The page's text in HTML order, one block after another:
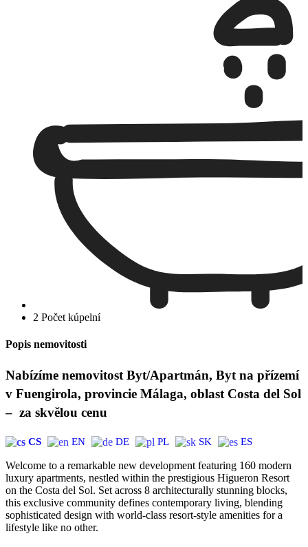
2 Počet kúpelní
Popis nemovitosti
Nabízíme nemovitost Byt/Apartmán, Byt na přízemí
v Fuengirola, provincie Málaga, oblast Costa del Sol
– za skvělou cenu
CS EN DE PL SK ES
Welcome to a remarkable new development featuring 160 modern
luxury apartments, nestled within the prestigious Higueron Resort
on the Costa del Sol. Set across 8 architecturally stunning blocks,
this exclusive community defines contemporary living, blending
sophisticated design with world-class resort-style amenities for a
lifestyle like no other.